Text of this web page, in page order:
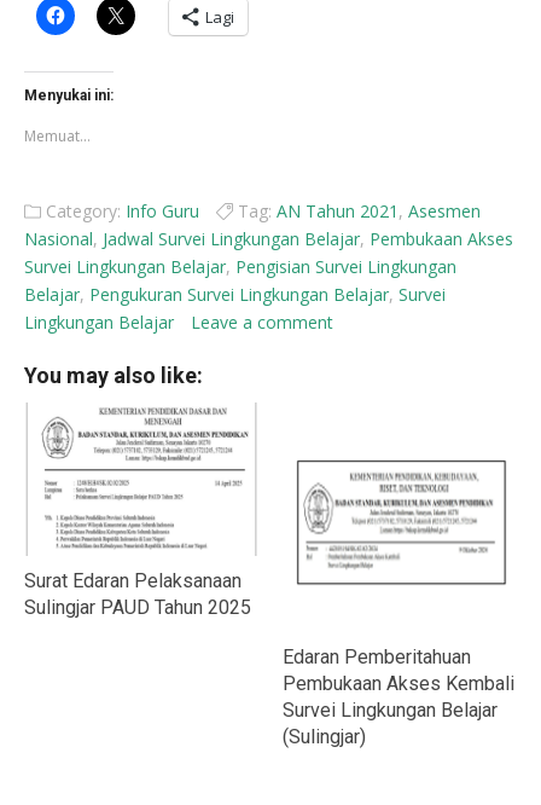
Klik
untuk
Facebook(Membuka
di
jendela
baru)
Klik
untuk
berbagi
Lagi
Menyukai ini:
Memuat...
Category: Info Guru Tag: AN Tahun 2021 , Asesmen
Nasional, Jadwal Survei Lingkungan Belajar, Pembukaan Akses
Survei Lingkungan Belajar, Pengisian Survei Lingkungan
Belajar, Pengukuran Survei Lingkungan Belajar, Survei
Lingkungan Belajar
Leave a comment
You may also like:
Surat Edaran Pelaksanaan
Sulingjar PAUD Tahun 2025
Edaran Pemberitahuan
Pembukaan Akses Kembali
Survei Lingkungan Belajar
(Sulingjar)